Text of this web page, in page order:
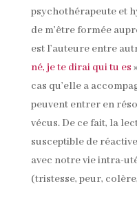
psychothérapeute et
de m’être formée
est l’auteure entre
né, je te dirai qui tu es
cas qu’elle a
peuvent entrer en
vécus. De ce fait, la
susceptible de
avec notre vie intra-
(tristesse, peur,